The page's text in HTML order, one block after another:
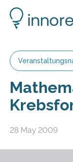
28 May 2009